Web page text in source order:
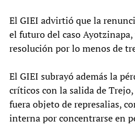
El GIEI advirtió que la
el futuro del caso
resolución por lo menos de
El GIEI subrayó además la
críticos con la salida de
fuera objeto de represalias,
interna por concentrarse en